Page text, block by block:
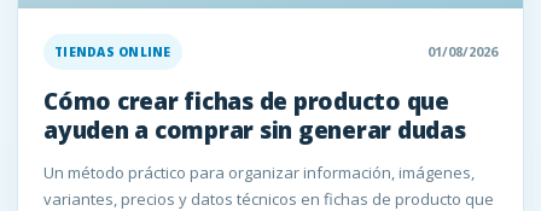
TIENDAS ONLINE 01/08/2026
Cómo crear fichas de producto que
ayuden a comprar sin generar dudas
Un método práctico para organizar información, imágenes,
variantes, precios y datos técnicos en fichas de producto que